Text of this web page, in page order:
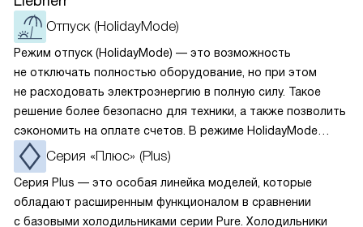
Отпуск (HolidayMode)
Режим отпуск (HolidayMode) — это возможность
не отключать полностью оборудование, но при этом
не расходовать электроэнергию в полную силу. Такое
решение более безопасно для техники, а также позволить
сэкономить на оплате счетов. В режиме HolidayMode
вентилятор и суперохлаждение не работают, а в камере
устанавливается температура в районе +15 градусов. Это
позволяет сохранить продукты на определённое время
и избежать появление неприятных запахов.
Cерия «Плюс» (Plus)
Серия Plus — это особая линейка моделей, которые
обладают расширенным функционалом в сравнении
с базовыми холодильниками серии Pure. Холодильники